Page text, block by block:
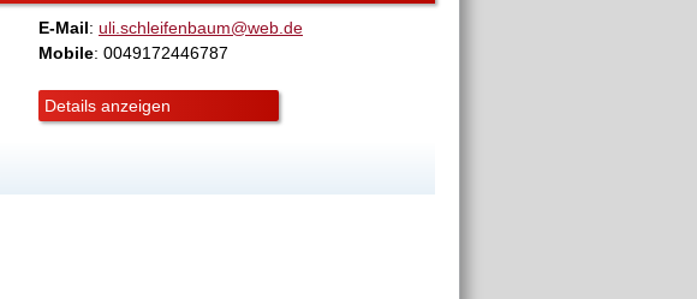
E-Mail: uli.schleifenbaum@web.de
Mobile: 0049172446787
Details anzeigen